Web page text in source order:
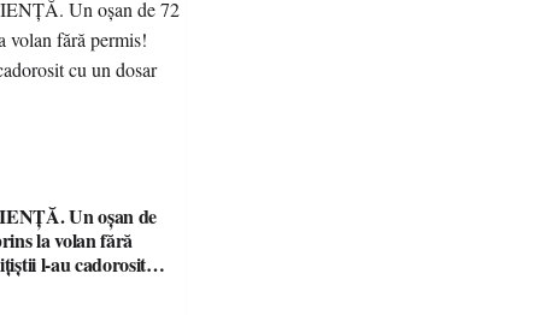
Un oșan de
la volan fără
l-au cadorosit